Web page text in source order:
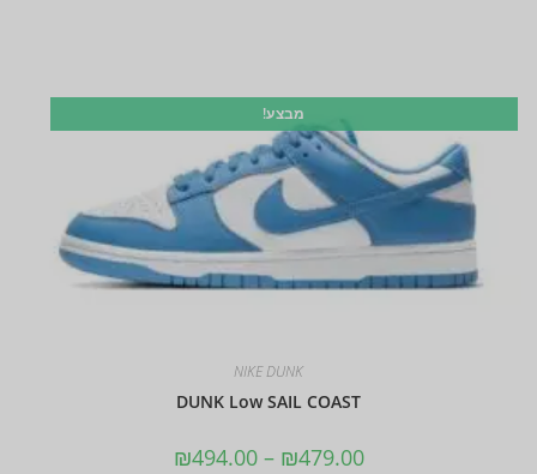
מבצע!
NIKE DUNK
DUNK Low SAIL COAST
₪479.00
–
₪494.00